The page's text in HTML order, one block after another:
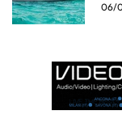
06/